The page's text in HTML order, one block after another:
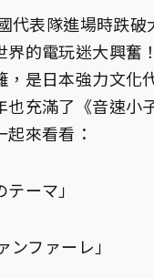
代表隊進場時跌
的電玩迷大興奮
是日本強力文化
充滿了《音速小
來看看：
ーマ」
ファーレ」